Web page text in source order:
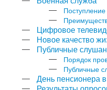
Цифровое
Новое качество
Публичные
Порядок
Публичные
День пенсионера